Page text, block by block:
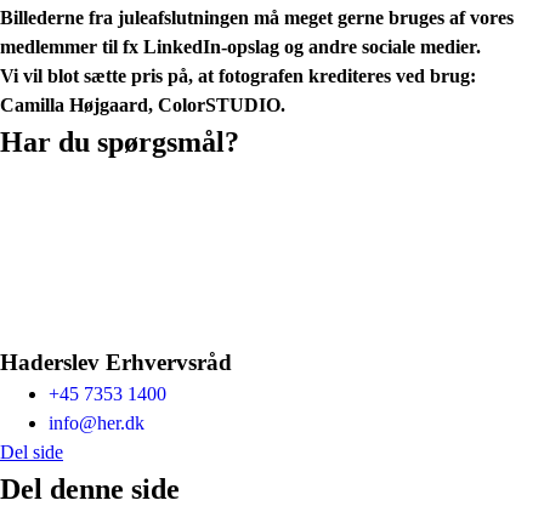
Billederne fra juleafslutningen må meget gerne bruges af vores
medlemmer til fx LinkedIn-opslag og andre sociale medier.
Vi vil blot sætte pris på, at fotografen krediteres ved brug:
Camilla Højgaard, ColorSTUDIO.
Har du spørgsmål?
Haderslev Erhvervsråd
+45 7353 1400
info@her.dk
Del side
Del denne side